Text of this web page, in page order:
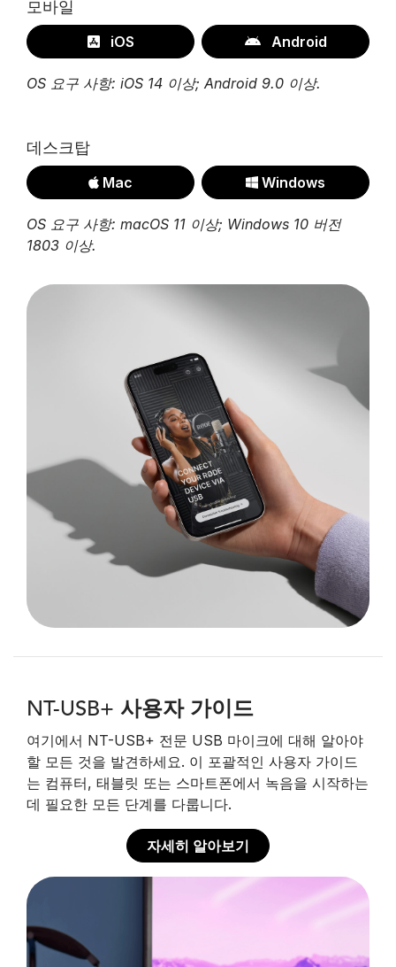
모바일
iOS Android
OS 요구 사항: iOS 14 이상; Android 9.0 이상.
데스크탑
Mac Windows
OS 요구 사항: macOS 11 이상; Windows 10 버전
1803 이상.
NT-USB+ 사용자 가이드
여기에서 NT-USB+ 전문 USB 마이크에 대해 알아야
할 모든 것을 발견하세요. 이 포괄적인 사용자 가이드
는 컴퓨터, 태블릿 또는 스마트폰에서 녹음을 시작하는
데 필요한 모든 단계를 다룹니다.
자세히 알아보기